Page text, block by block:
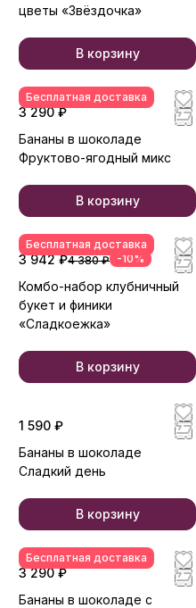
цветы «Звёздочка»
В корзину
Бесплатная доставка
3 290 ₽
Бананы в шоколаде
Фруктово-ягодный микс
В корзину
Бесплатная доставка
3 942 ₽4 380 ₽ -10%
Комбо-набор клубничный
букет и финики
«Сладкоежка»
В корзину
1 590 ₽
Бананы в шоколаде
Сладкий день
В корзину
Бесплатная доставка
3 290 ₽
Бананы в шоколаде с